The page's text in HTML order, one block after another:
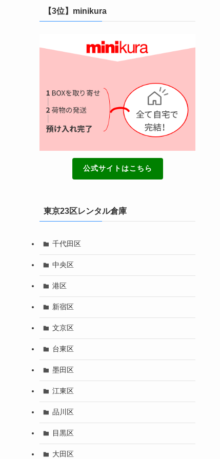
【3位】minikura
公式サイトはこちら
東京23区レンタル倉庫
千代田区
中央区
港区
新宿区
文京区
台東区
墨田区
江東区
品川区
目黒区
大田区